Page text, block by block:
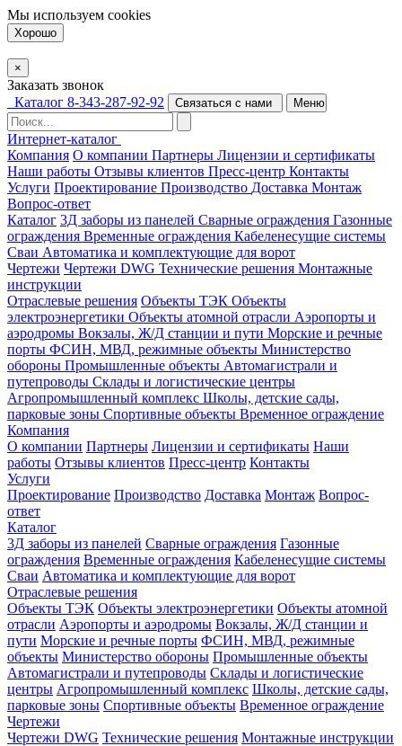
Мы используем cookies
Хорошо
×
Заказать звонок
Каталог 8-343-287-92-92 Связаться с нами Меню
Интернет-каталог
Компания О компании Партнеры Лицензии и сертификаты
Наши работы Отзывы клиентов Пресс-центр Контакты
Услуги Проектирование Производство Доставка Монтаж
Вопрос-ответ
Каталог 3Д заборы из панелей Сварные ограждения Газонные
ограждения Временные ограждения Кабеленесущие системы
Cваи Автоматика и комплектующие для ворот
Чертежи Чертежи DWG Технические решения Монтажные
инструкции
Отраслевые решения Объекты ТЭК Объекты
электроэнергетики Объекты атомной отрасли Аэропорты и
аэродромы Вокзалы, Ж/Д станции и пути Морские и речные
порты ФСИН, МВД, режимные объекты Министерство
обороны Промышленные объекты Автомагистрали и
путепроводы Склады и логистические центры
Агропромышленный комплекс Школы, детские сады,
парковые зоны Спортивные объекты Временное ограждение
Компания
О компании Партнеры Лицензии и сертификаты Наши
работы Отзывы клиентов Пресс-центр Контакты
Услуги
Проектирование Производство Доставка Монтаж Вопрос-
ответ
Каталог
3Д заборы из панелей Сварные ограждения Газонные
ограждения Временные ограждения Кабеленесущие системы
Cваи Автоматика и комплектующие для ворот
Отраслевые решения
Объекты ТЭК Объекты электроэнергетики Объекты атомной
отрасли Аэропорты и аэродромы Вокзалы, Ж/Д станции и
пути Морские и речные порты ФСИН, МВД, режимные
объекты Министерство обороны Промышленные объекты
Автомагистрали и путепроводы Склады и логистические
центры Агропромышленный комплекс Школы, детские сады,
парковые зоны Спортивные объекты Временное ограждение
Чертежи
Чертежи DWG Технические решения Монтажные инструкции